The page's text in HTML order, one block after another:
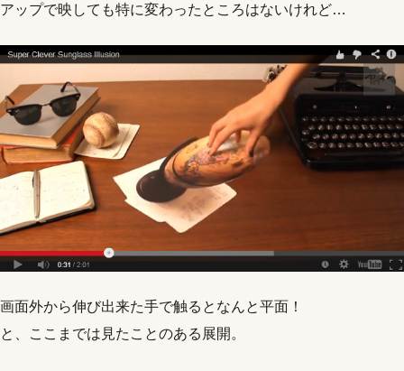
アップで映しても特に変わったところはないけれど…
画面外から伸び出来た手で触るとなんと平面！
と、ここまでは見たことのある展開。